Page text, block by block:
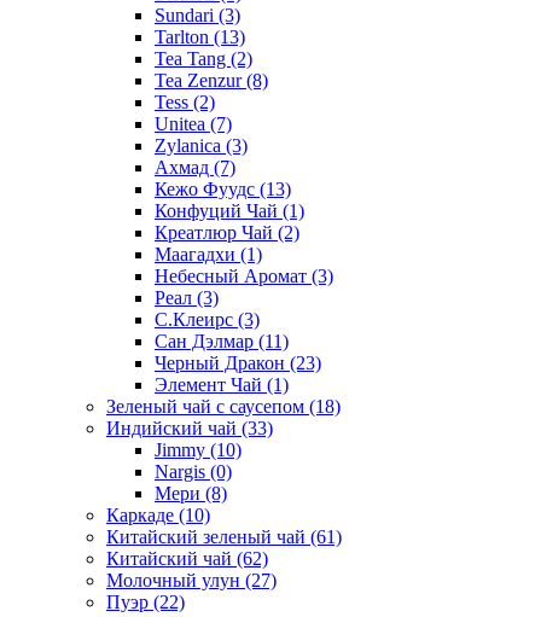
Sundari (3)
Tarlton (13)
Tea Tang (2)
Tea Zenzur(8)
Tess (2)
Unitea (7)
Zylanica (3)
Ахмад (7)
Кежо Фуудс (13)
Конфуций Чай (1)
Креатлюр Чай (2)
Маагадхи (1)
Небесный Аромат (3)
Реал (3)
С.Клеирс (3)
Сан Дэлмар (11)
Черный Дракон (23)
Элемент Чай (1)
Зеленый чай с саусепом (18)
Индийский чай (33)
Jimmy (10)
Nargis (0)
Мери (8)
Каркаде (10)
Китайский зеленый чай (61)
Китайский чай (62)
Молочный улун (27)
Пуэр (22)